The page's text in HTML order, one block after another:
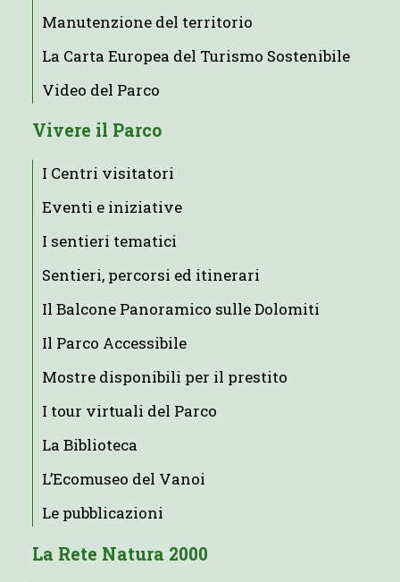
Manutenzione del territorio
La Carta Europea del Turismo Sostenibile
Video del Parco
Vivere il Parco
I Centri visitatori
Eventi e iniziative
I sentieri tematici
Sentieri, percorsi ed itinerari
Il Balcone Panoramico sulle Dolomiti
Il Parco Accessibile
Mostre disponibili per il prestito
I tour virtuali del Parco
La Biblioteca
L’Ecomuseo del Vanoi
Le pubblicazioni
La Rete Natura 2000